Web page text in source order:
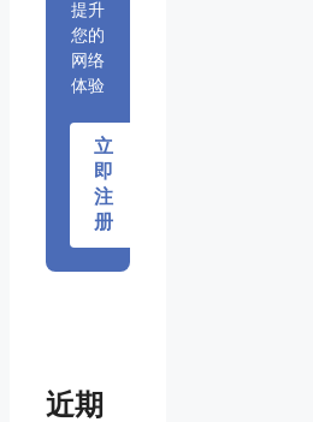
提升
您的
网络
体验
立
即
注
册
近期